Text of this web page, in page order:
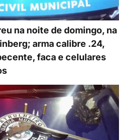
na noite de domingo, na
arma calibre .24,
faca e celulares